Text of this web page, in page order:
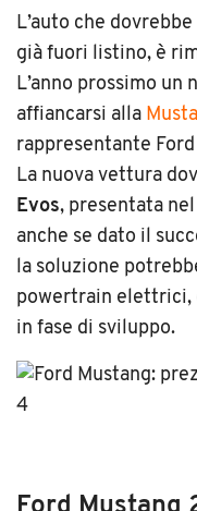
L’auto che
già fuori listino, è
L’anno prossimo un
affiancarsi alla
rappresentante
La nuova vettura
Evos, presentata
anche se dato il
la soluzione
powertrain elettrici,
in fase di sviluppo.